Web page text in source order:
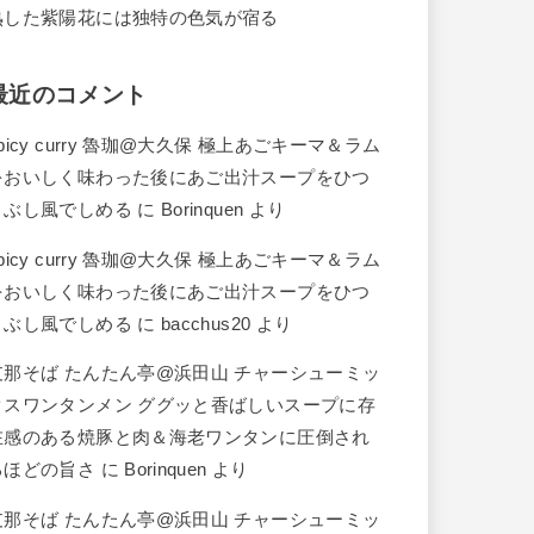
した紫陽花には独特の色気が宿る
近のコメント
curry 魯珈@大久保 極上あごキーマ＆ラム
おいしく味わった後にあご出汁スープをひつ
ぶし風でしめる に Borinquen より
curry 魯珈@大久保 極上あごキーマ＆ラム
おいしく味わった後にあご出汁スープをひつ
ぶし風でしめる に bacchus20 より
那そば たんたん亭@浜田山 チャーシューミッ
スワンタンメン ググッと香ばしいスープに存
感のある焼豚と肉＆海老ワンタンに圧倒され
ほどの旨さ に Borinquen より
那そば たんたん亭@浜田山 チャーシューミッ